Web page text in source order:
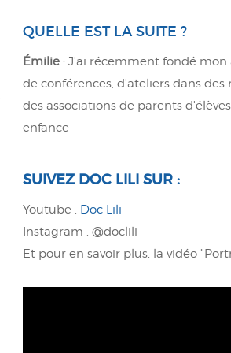
QUELLE EST LA SUITE ?
Émilie : J'ai récemment fondé mon
de conférences, d'ateliers dans
des associations de parents
enfance
SUIVEZ DOC LILI SUR :
Youtube : Doc Lili
Instagram : @doclili
Et pour en savoir plus, la vidéo